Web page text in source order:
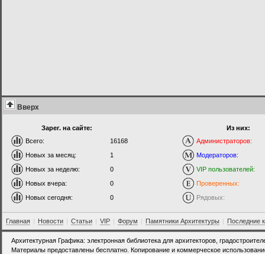
Вверх
Зарег. на сайте:
Всего:
16168
Новых за месяц:
1
Новых за неделю:
0
Новых вчера:
0
Новых сегодня:
0
Из них:
Администраторов:
Модераторов:
VIP пользователей:
Проверенных:
Рядовых:
Главная | Новости | Статьи | VIP | Форум | Памятники Архитектуры | Последние
Архитектурная Графика: электронная библиотека для архитекторов,
Материалы предоставлены бесплатно. Копирование и коммерческое